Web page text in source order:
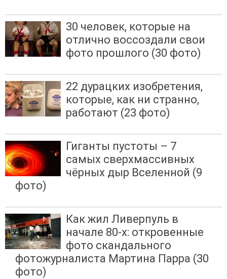
30 человек, которые на
отлично воссоздали свои
фото прошлого (30 фото)
22 дурацких изобретения,
которые, как ни странно,
работают (23 фото)
Гиганты пустоты – 7
самых сверхмассивных
чёрных дыр Вселенной (9
фото)
Как жил Ливерпуль в
начале 80-х: откровенные
фото скандального
фотожурналиста Мартина Парра (30
фото)